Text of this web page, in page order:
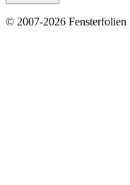
© 2007-2026 Fensterfolien